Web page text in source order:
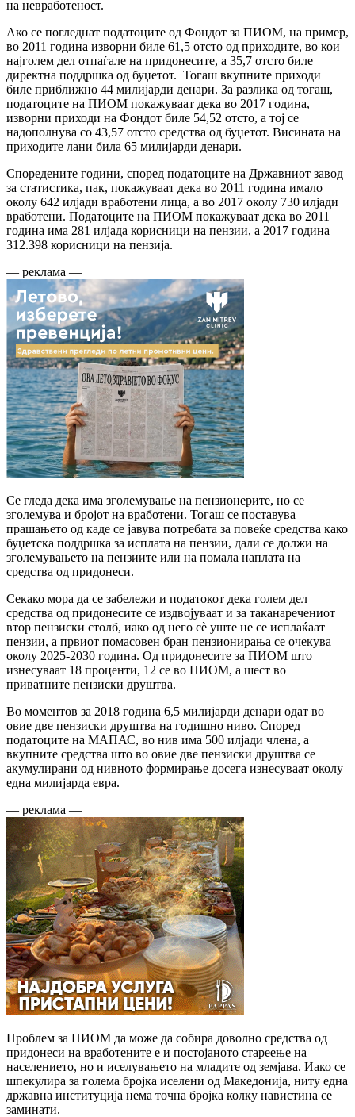
на невработеност.
Ако се погледнат податоците од Фондот за ПИОМ, на пример,
во 2011 година изворни биле 61,5 отсто од приходите, во кои
најголем дел отпаѓале на придонесите, а 35,7 отсто биле
директна поддршка од буџетот. Тогаш вкупните приходи
биле приближно 44 милијарди денари. За разлика од тогаш,
податоците на ПИОМ покажуваат дека во 2017 година,
изворни приходи на Фондот биле 54,52 отсто, а тој се
надополнува со 43,57 отсто средства од буџетот. Висината на
приходите лани била 65 милијарди денари.
Споредените години, според податоците на Државниот завод
за статистика, пак, покажуваат дека во 2011 година имало
околу 642 илјади вработени лица, а во 2017 околу 730 илјади
вработени. Податоците на ПИОМ покажуваат дека во 2011
година има 281 илјада корисници на пензии, а 2017 година
312.398 корисници на пензија.
— реклама —
Се гледа дека има зголемување на пензионерите, но се
зголемува и бројот на вработени. Тогаш се поставува
прашањето од каде се јавува потребата за повеќе средства како
буџетска поддршка за исплата на пензии, дали се должи на
зголемувањето на пензиите или на помала наплата на
средства од придонеси.
Секако мора да се забележи и податокот дека голем дел
средства од придонесите се издвојуваат и за таканаречениот
втор пензиски столб, иако од него сѐ уште не се исплаќаат
пензии, а првиот помасовен бран пензионирања се очекува
околу 2025-2030 година. Од придонесите за ПИОМ што
изнесуваат 18 проценти, 12 се во ПИОМ, а шест во
приватните пензиски друштва.
Во моментов за 2018 година 6,5 милијарди денари одат во
овие две пензиски друштва на годишно ниво. Според
податоците на МАПАС, во нив има 500 илјади члена, а
вкупните средства што во овие две пензиски друштва се
акумулирани од нивното формирање досега изнесуваат околу
една милијарда евра.
— реклама —
Проблем за ПИОМ да може да собира доволно средства од
придонеси на вработените е и постојаното стареење на
населението, но и иселувањето на младите од земјава. Иако се
шпекулира за голема бројка иселени од Македонија, ниту една
државна институција нема точна бројка колку навистина се
заминати.